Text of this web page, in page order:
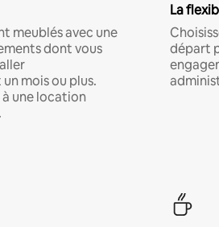
meublés avec une
dont vous
mois ou plus.
une location
La
départ